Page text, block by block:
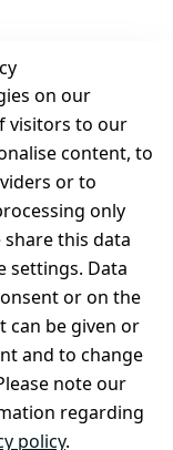
on our
visitors to our
content, to
or to
only
share this data
settings. Data
or on the
can be given or
and to change
note our
regarding
policy.